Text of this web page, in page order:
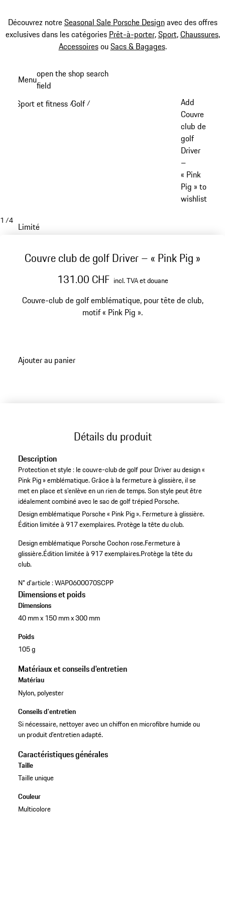
Découvrez notreSeasonal Sale Porsche Designavec des offres
exclusives dans les catégories Prêt-à-porter,Sport,Chaussures,
AccessoiresouSacs & Bagages.
principal
Menuopen the shop search
field
Sport et fitness /Golf /
Add
Couvre
club de
golf
Driver
–
« Pink
Pig » to
wishlist
1 /4
Limité
Couvre club de golf Driver – « Pink Pig »
131.00 CHF incl. TVA et douane
Couvre-club de golf emblématique, pour tête de club,
motif « Pink Pig ».
Ajouter au panier
Détails du produit
Description
Protection et style : le couvre-club de golf pour Driver au design «
Pink Pig » emblématique. Grâce à la fermeture à glissière, il se
met en place et s’enlève en un rien de temps. Son style peut être
idéalement combiné avec le sac de golf trépied Porsche.
Design emblématique Porsche « Pink Pig ». Fermeture à glissière.
Édition limitée à 917 exemplaires. Protège la tête du club.
Design emblématique Porsche Cochon rose.Fermeture à
glissière.Édition limitée à 917 exemplaires.Protège la tête du
club.
N° d'article :WAP0600070SCPP
Dimensions et poids
Dimensions
40 mm x 150 mm x 300 mm
Poids
105 g
Matériaux et conseils d'entretien
Matériau
Nylon, polyester
Conseils d'entretien
Si nécessaire, nettoyer avec un chiffon en microfibre humide ou
un produit d’entretien adapté.
Caractéristiques générales
Taille
Taille unique
Couleur
Multicolore